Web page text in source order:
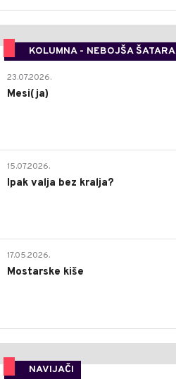
KOLUMNA - NEBOJŠA ŠATARA
23.07.2026.
Mesi(ja)
15.07.2026.
Ipak valja bez kralja?
17.05.2026.
Mostarske kiše
NAVIJAČI